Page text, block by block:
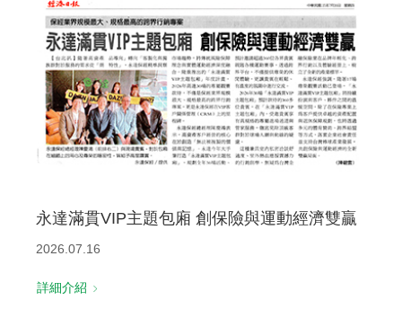
永達滿貫VIP主題包廂 創保險與運動經濟雙贏
2026.07.16
詳細介紹